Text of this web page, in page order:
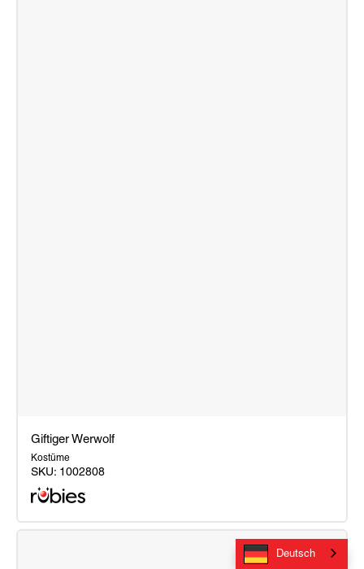
Giftiger
Giftiger Werwolf
Kostüme
SKU: 1002808
Deutsch